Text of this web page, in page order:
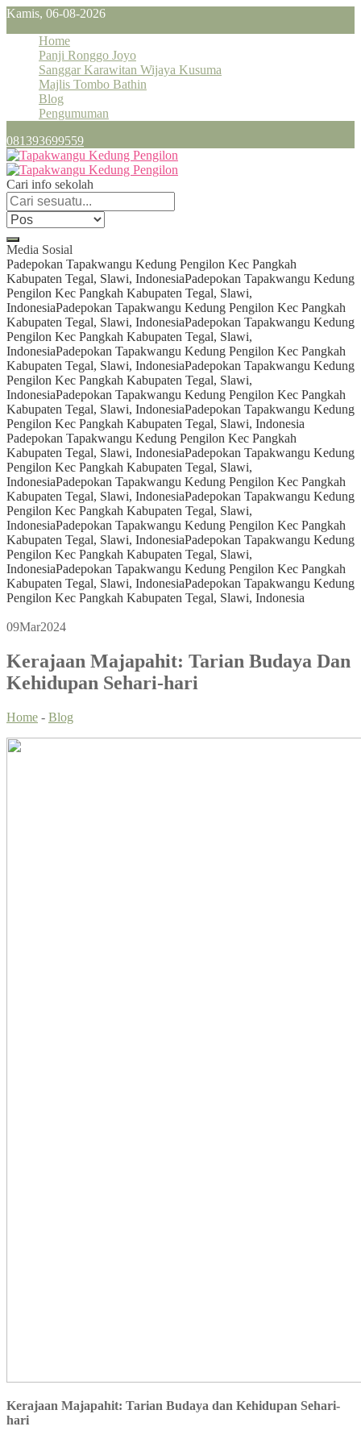
Kamis, 06-08-2026
Home
Panji Ronggo Joyo
Sanggar Karawitan Wijaya Kusuma
Majlis Tombo Bathin
Blog
Pengumuman
081393699559
Cari info sekolah
Media Sosial
Padepokan Tapakwangu Kedung Pengilon Kec Pangkah
Kabupaten Tegal, Slawi, IndonesiaPadepokan Tapakwangu Kedung
Pengilon Kec Pangkah Kabupaten Tegal, Slawi,
IndonesiaPadepokan Tapakwangu Kedung Pengilon Kec Pangkah
Kabupaten Tegal, Slawi, IndonesiaPadepokan Tapakwangu Kedung
Pengilon Kec Pangkah Kabupaten Tegal, Slawi,
IndonesiaPadepokan Tapakwangu Kedung Pengilon Kec Pangkah
Kabupaten Tegal, Slawi, IndonesiaPadepokan Tapakwangu Kedung
Pengilon Kec Pangkah Kabupaten Tegal, Slawi,
IndonesiaPadepokan Tapakwangu Kedung Pengilon Kec Pangkah
Kabupaten Tegal, Slawi, IndonesiaPadepokan Tapakwangu Kedung
Pengilon Kec Pangkah Kabupaten Tegal, Slawi, Indonesia
Padepokan Tapakwangu Kedung Pengilon Kec Pangkah
Kabupaten Tegal, Slawi, IndonesiaPadepokan Tapakwangu Kedung
Pengilon Kec Pangkah Kabupaten Tegal, Slawi,
IndonesiaPadepokan Tapakwangu Kedung Pengilon Kec Pangkah
Kabupaten Tegal, Slawi, IndonesiaPadepokan Tapakwangu Kedung
Pengilon Kec Pangkah Kabupaten Tegal, Slawi,
IndonesiaPadepokan Tapakwangu Kedung Pengilon Kec Pangkah
Kabupaten Tegal, Slawi, IndonesiaPadepokan Tapakwangu Kedung
Pengilon Kec Pangkah Kabupaten Tegal, Slawi,
IndonesiaPadepokan Tapakwangu Kedung Pengilon Kec Pangkah
Kabupaten Tegal, Slawi, IndonesiaPadepokan Tapakwangu Kedung
Pengilon Kec Pangkah Kabupaten Tegal, Slawi, Indonesia
09Mar2024
Kerajaan Majapahit: Tarian Budaya Dan
Kehidupan Sehari-hari
Home - Blog
Kerajaan Majapahit: Tarian Budaya dan Kehidupan Sehari-
hari